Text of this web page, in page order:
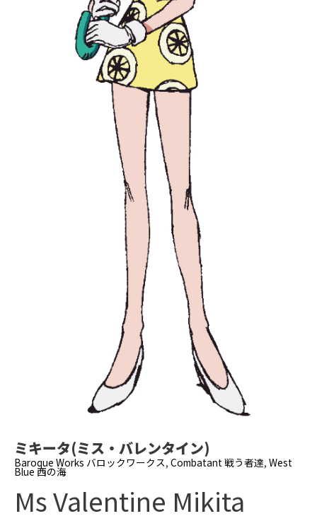
ミキータ(ミス・バレンタイン)
Baroque Works バロックワークス, Combatant 戦う者達, West
Blue 西の海
Ms Valentine Mikita